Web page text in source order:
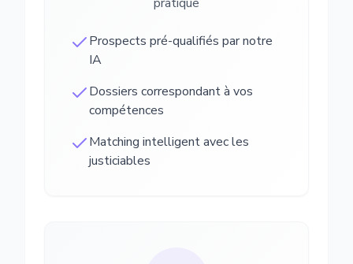
Prospects pré-qualifiés par notre
IA
Dossiers correspondant à vos
compétences
Matching intelligent avec les
justiciables